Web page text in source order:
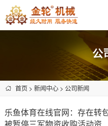
公
首页> 新闻中心> 公司新闻
乐鱼体育在线官网：存在转
被暂停三军物资收购活动资